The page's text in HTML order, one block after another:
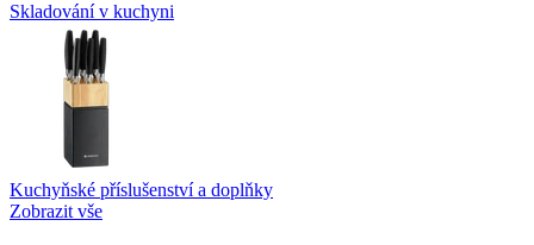
Skladování v kuchyni
Kuchyňské příslušenství a doplňky
Zobrazit vše